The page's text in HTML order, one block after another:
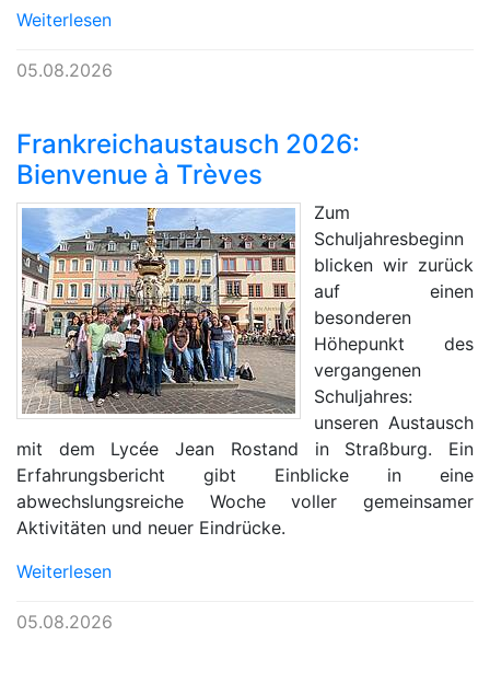
Weiterlesen
05.08.2026
Frankreichaustausch 2026:
Bienvenue à Trèves
Zum
Schuljahresbeginn
blicken wir zurück
auf einen
besonderen
Höhepunkt des
vergangenen
Schuljahres:
unseren Austausch
mit dem Lycée Jean Rostand in Straßburg. Ein
Erfahrungsbericht gibt Einblicke in eine
abwechslungsreiche Woche voller gemeinsamer
Aktivitäten und neuer Eindrücke.
Weiterlesen
05.08.2026